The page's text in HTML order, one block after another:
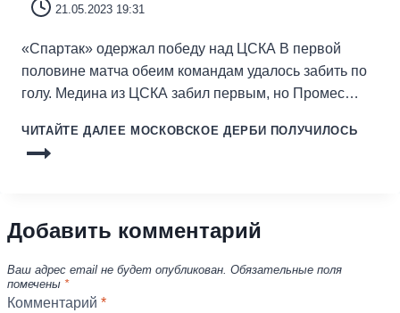
21.05.2023 19:31
«Спартак» одержал победу над ЦСКА В первой
половине матча обеим командам удалось забить по
голу. Медина из ЦСКА забил первым, но Промес…
ЧИТАЙТЕ ДАЛЕЕ МОСКОВСКОЕ ДЕРБИ ПОЛУЧИЛОСЬ
Добавить комментарий
Ваш адрес email не будет опубликован. Обязательные поля
помечены *
Комментарий *